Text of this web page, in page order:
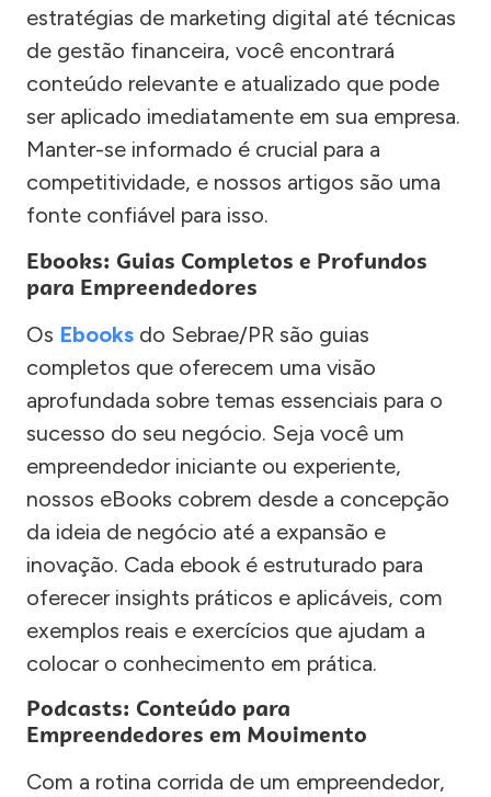
estratégias de marketing digital até técnicas
de gestão financeira, você encontrará
conteúdo relevante e atualizado que pode
ser aplicado imediatamente em sua empresa.
Manter-se informado é crucial para a
competitividade, e nossos artigos são uma
fonte confiável para isso.
Ebooks: Guias Completos e Profundos
para Empreendedores
Os Ebooks do Sebrae/PR são guias
completos que oferecem uma visão
aprofundada sobre temas essenciais para o
sucesso do seu negócio. Seja você um
empreendedor iniciante ou experiente,
nossos eBooks cobrem desde a concepção
da ideia de negócio até a expansão e
inovação. Cada ebook é estruturado para
oferecer insights práticos e aplicáveis, com
exemplos reais e exercícios que ajudam a
colocar o conhecimento em prática.
Podcasts: Conteúdo para
Empreendedores em Movimento
Com a rotina corrida de um empreendedor,